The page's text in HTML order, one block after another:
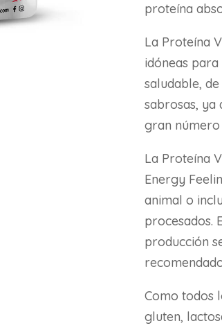
proteína
La Proteína
idóneas
saludable,
sabrosas, ya
gran número
La Proteína
Energy
animal o
procesados.
producción
Como todos
gluten,